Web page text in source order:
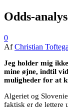
Odds-
0
AfChristian
Jeg holder mig
mine øjne, indtil
muligheder for at
Algeriet og
faktisk er de lettere